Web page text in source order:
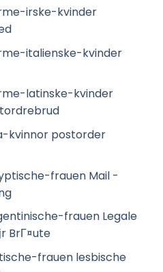
irske-kvinder
italienske-kvinder
latinske-kvinder
kvinnor postorder
frauen Mail -
frauen Legale
BrГ¤ute
frauen lesbische